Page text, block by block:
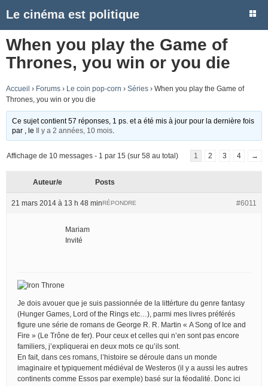
Le cinéma est politique
When you play the Game of
Thrones, you win or you die
Accueil › Forums › Le coin pop-corn › Séries › When you play the Game of
Thrones, you win or you die
Ce sujet contient 57 réponses, 1 ps. et a été mis à jour pour la dernière fois
par
, le Il y a 2 années, 10 mois
Affichage de 10 messages - 1 par 15 (sur 58 au total) 1 2 3 4 →
Auteur/e Posts
21 mars 2014 à 13 h 48 min #6011
RÉPONDRE
Mariam
Invité
Je dois avouer que je suis passionnée de la littérture du genre fantasy
(Hunger Games, Lord of the Rings etc…), parmi mes livres préférés
figure une série de romans de George R. R. Martin « A Song of Ice and
Fire » (Le Trône de fer). Pour ceux et celles qui n’en sont pas encore
familiers, j’expliquerai en deux mots ce qu’ils sont.
En fait, dans ces romans, l’histoire se déroule dans un monde
imaginaire et typiquement médiéval de Westeros (il y a aussi les autres
continents comme Essos par exemple) basé sur la féodalité. Donc ici